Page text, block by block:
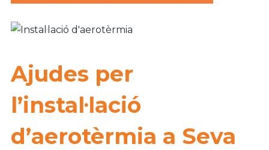
Ajudes per
l’instal·lació
d’aerotèrmia a Seva